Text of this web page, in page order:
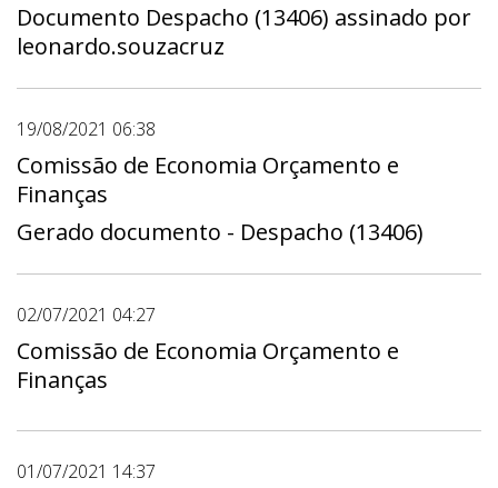
Documento Despacho (13406) assinado por
leonardo.souzacruz
19/08/2021 06:38
Comissão de Economia Orçamento e
Finanças
Gerado documento - Despacho (13406)
02/07/2021 04:27
Comissão de Economia Orçamento e
Finanças
01/07/2021 14:37